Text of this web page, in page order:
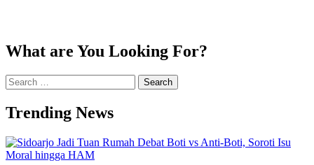
What are You Looking For?
Search
for:
Trending News